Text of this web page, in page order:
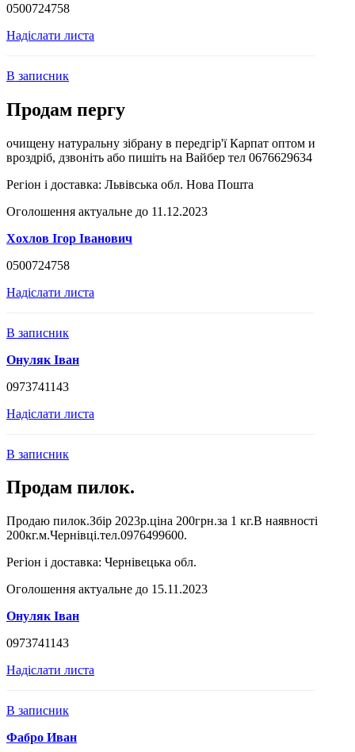
0500724758
Надіслати листа
В записник
Продам пергу
очищену натуральну зібрану в передгір'ї Карпат оптом и
вроздріб, дзвоніть або пишіть на Вайбер тел 0676629634
Регіон і доставка: Львівська обл. Нова Пошта
Оголошення актуальне до 11.12.2023
Хохлов Ігор Іванович
0500724758
Надіслати листа
В записник
Онуляк Іван
0973741143
Надіслати листа
В записник
Продам пилок.
Продаю пилок.Збір 2023р.ціна 200грн.за 1 кг.В наявності
200кг.м.Чернівці.тел.0976499600.
Регіон і доставка: Чернівецька обл.
Оголошення актуальне до 15.11.2023
Онуляк Іван
0973741143
Надіслати листа
В записник
Фабро Иван